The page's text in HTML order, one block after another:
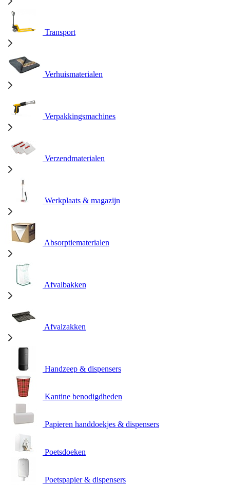
Transport
Verhuismaterialen
Verpakkingsmachines
Verzendmaterialen
Werkplaats & magazijn
Absorptiematerialen
Afvalbakken
Afvalzakken
Handzeep & dispensers
Kantine benodigdheden
Papieren handdoekjes & dispensers
Poetsdoeken
Poetspapier & dispensers